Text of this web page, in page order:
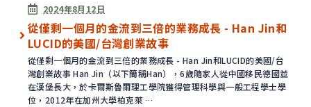
已發表2024年8月12日
從僅剩一個月的金流到三倍的業務成長 - Han Jin和
LUCID的美國/台灣創業故事
從僅剩一個月的金流到三倍的業務成長 - Han Jin和LUCID的美國/台
灣創業故事 Han Jin（以下簡稱Han），6歲隨家人從中國移民德國並
在漢堡長大，於卡爾斯魯爾理工學院獲得管理科學與一般工程學士學
位，2012年在加州大學柏克萊 …